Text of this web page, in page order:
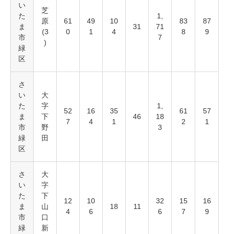
い
た
ま
市
緑
区
芝
原
(3
)
61
0
49
1
10
4
31
1,
71
7
83
8
87
9
さ
い
た
ま
市
緑
区
大
字
下
野
田
52
7
16
4
35
1
46
1,
18
3
61
2
57
1
さ
い
た
ま
市
緑
大
字
下
山
口
新
12
4
10
6
18 11
32
6
15
7
16
9